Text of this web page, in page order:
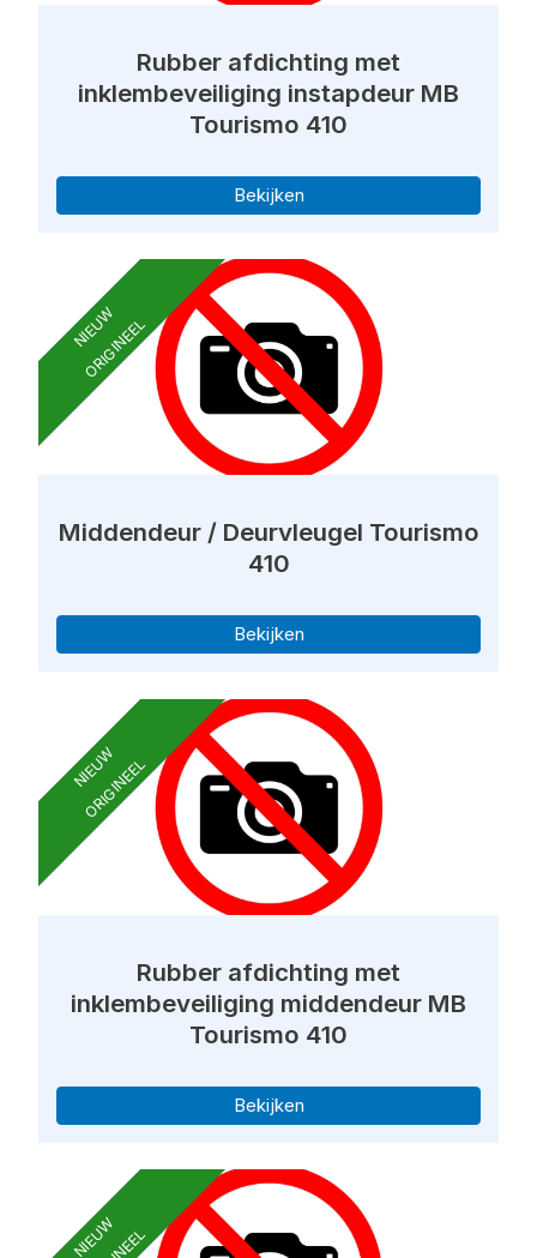
Rubber afdichting met
inklembeveiliging instapdeur MB
Tourismo 410
Bekijken
NIEUW
ORIGINEEL
Middendeur / Deurvleugel Tourismo
410
Bekijken
NIEUW
ORIGINEEL
Rubber afdichting met
inklembeveiliging middendeur MB
Tourismo 410
Bekijken
NIEUW